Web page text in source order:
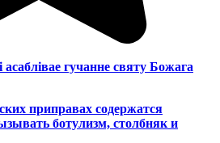
гучанне святу Божага
приправах содержатся
ботулизм, столбняк и